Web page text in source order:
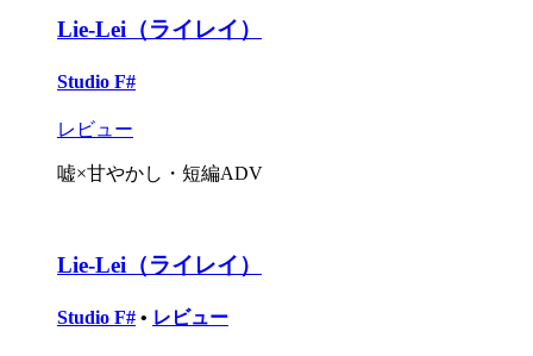
Lie-Lei（ライレイ）
Studio F#
レビュー
嘘×甘やかし・短編ADV
Lie-Lei（ライレイ）
Studio F# • レビュー